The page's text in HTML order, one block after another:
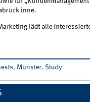
inne.
lädt alle
, Münster, Study